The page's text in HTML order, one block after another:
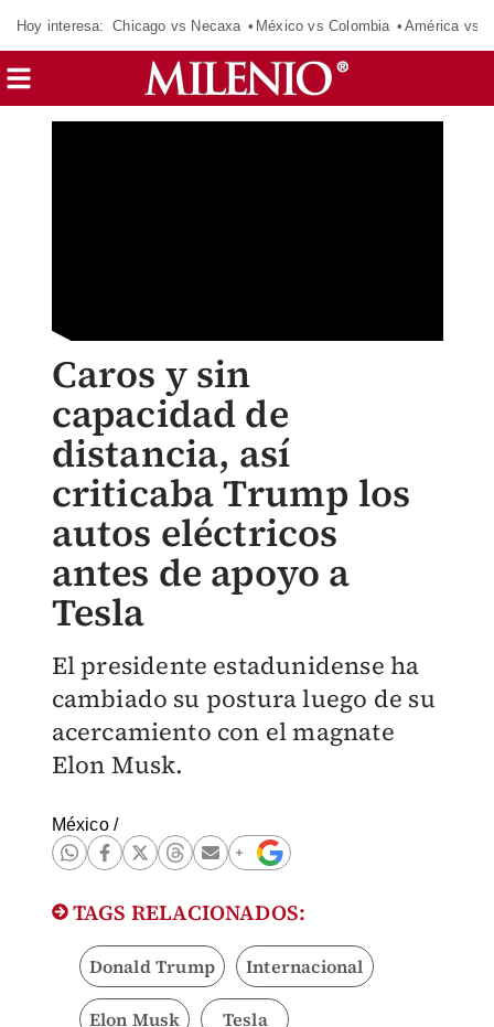
Hoy interesa: Chicago vs Necaxa México vs Colombia América vs
Caros y sin
capacidad de
distancia, así
criticaba Trump los
autos eléctricos
antes de apoyo a
Tesla
El presidente estadunidense ha
cambiado su postura luego de su
acercamiento con el magnate
Elon Musk.
México/
TAGS RELACIONADOS:
Donald Trump Internacional
Elon Musk Tesla